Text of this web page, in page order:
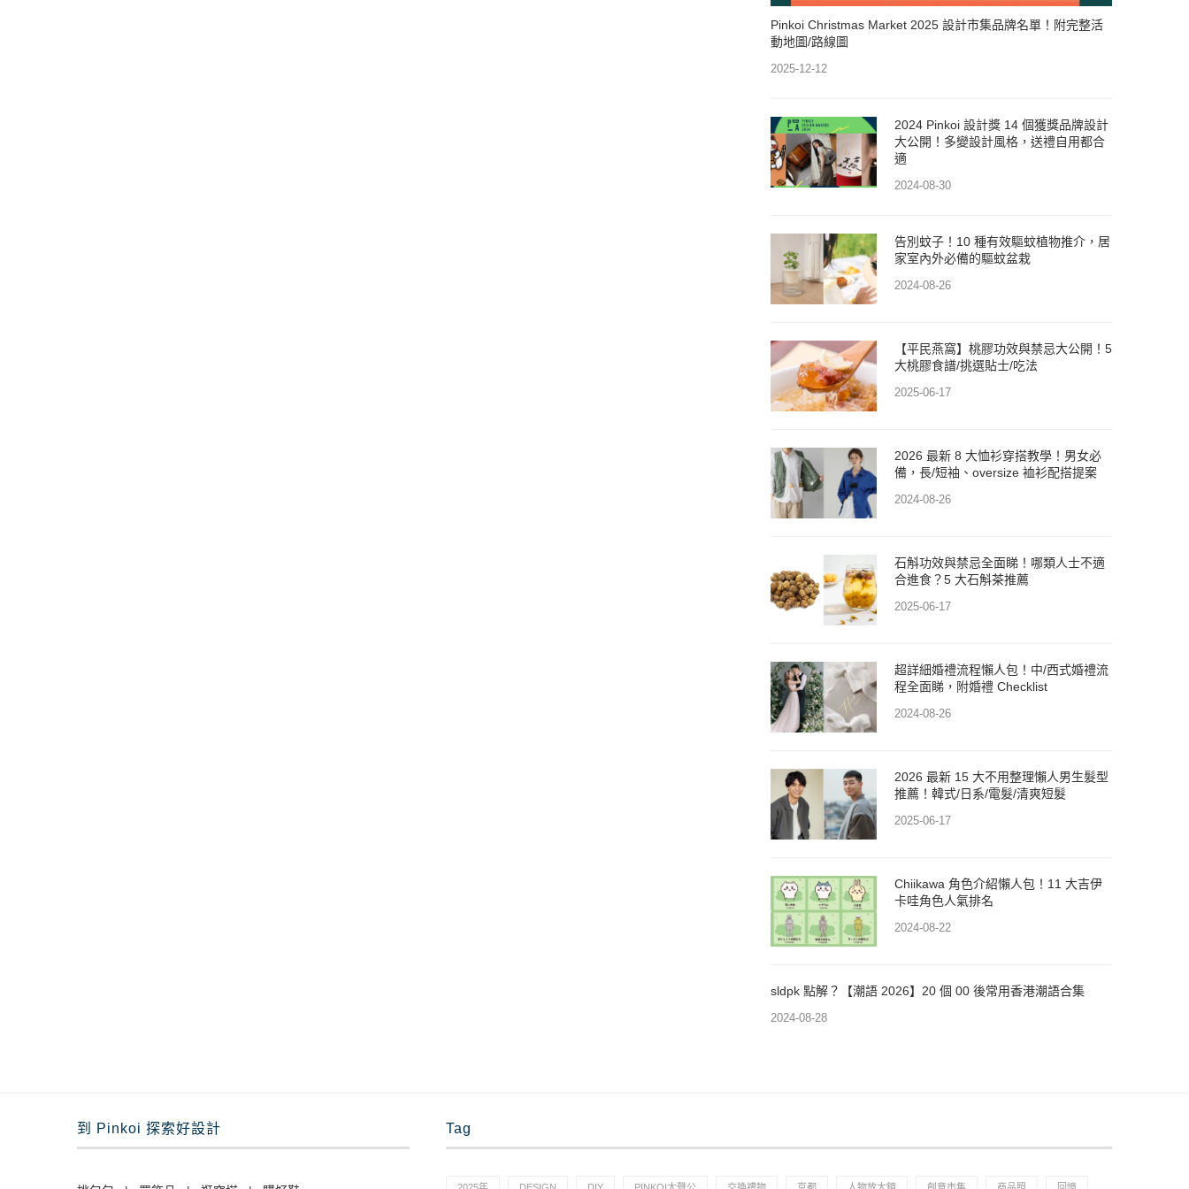
Pinkoi Christmas Market 2025 設計市集品牌名單！附完整活
動地圖/路線圖
2025-12-12
2024 Pinkoi 設計獎 14 個獲獎品牌設計
大公開！多變設計風格，送禮自用都合
適
2024-08-30
告別蚊子！10 種有效驅蚊植物推介，居
家室內外必備的驅蚊盆栽
2024-08-26
【平民燕窩】桃膠功效與禁忌大公開！5
大桃膠食譜/挑選貼士/吃法
2025-06-17
2026 最新 8 大恤衫穿搭教學！男女必
備，長/短袖、oversize 裇衫配搭提案
2024-08-26
石斛功效與禁忌全面睇！哪類人士不適
合進食？5 大石斛茶推薦
2025-06-17
超詳細婚禮流程懶人包！中/西式婚禮流
程全面睇，附婚禮 Checklist
2024-08-26
2026 最新 15 大不用整理懶人男生髮型
推薦！韓式/日系/電髮/清爽短髮
2025-06-17
Chiikawa 角色介紹懶人包！11 大吉伊
卡哇角色人氣排名
2024-08-22
sldpk 點解？【潮語 2026】20 個 00 後常用香港潮語合集
2024-08-28
到 Pinkoi 探索好設計 Tag
2025年 DESIGN DIY PINKOI大聲公 交換禮物 京都 人物放大鏡 創意市集 商品照 回憶